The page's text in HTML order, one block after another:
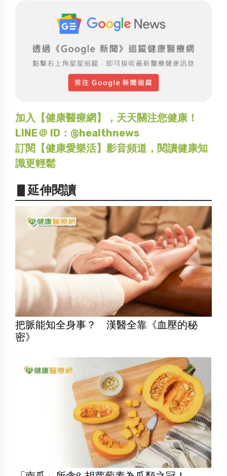
加入【健康醫療網】，天天關注您健康！
LINE＠ ID：@healthnews
訂閱【健康愛樂活】影音頻道，閱讀健康知
識更輕鬆
▋延伸閱讀
把脈能知全身事？ 漢醫全靠《血壓的秘
密》